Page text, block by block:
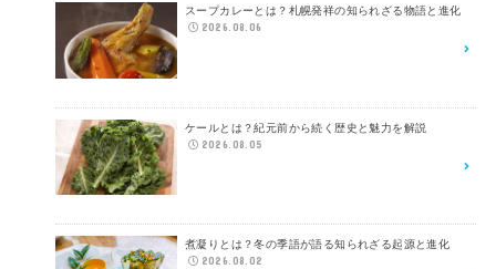
スープカレーとは？札幌発祥の知られざる物語と進化
2026.08.06
ケールとは？紀元前から続く歴史と魅力を解説
2026.08.05
煮凝りとは？冬の季語が語る知られざる起源と進化
2026.08.02